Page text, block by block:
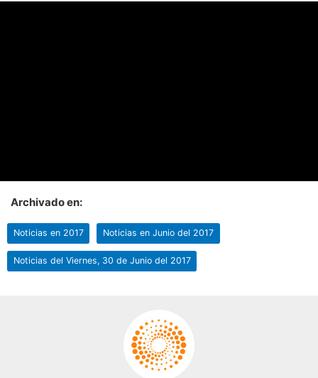
Archivado en:
Noticias en 2017 Noticias en Junio del 2017
Noticias del Viernes, 30 de Junio del 2017